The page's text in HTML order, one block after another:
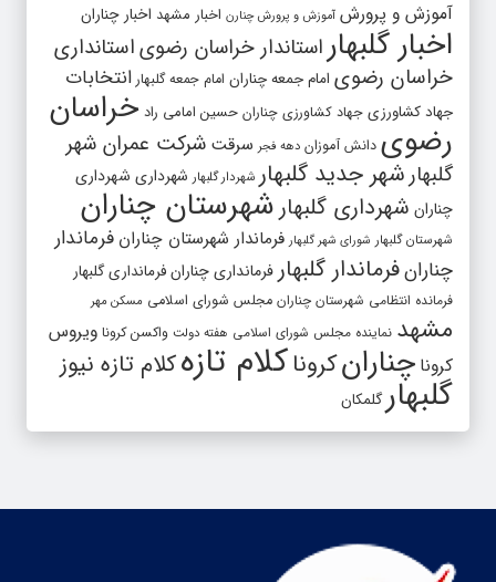
آموزش و پرورش آموزش و پرورش چنارن اخبار مشهد اخبار چناران
اخبار گلبهار استاندار خراسان رضویاستانداری
خراسان رضوی امام جمعه چناران امام جمعه گلبهار انتخابات
جهاد کشاورزی جهاد کشاورزی چناران حسین امامی راد خراسان
رضوی دانش آموزان دهه فجر سرقت شرکت عمران شهر
گلبهارشهر جدید گلبهار شهردار گلبهار شهرداری شهرداری
چناران شهرداری گلبهار شهرستان چناران
شهرستان گلبهار شورای شهر گلبهار فرماندار شهرستان چناران فرماندار
چنارانفرماندار گلبهار فرمانداری چنارانفرمانداری گلبهار
فرمانده انتظامی شهرستان چناران مجلس شورای اسلامی مسکن مهر
مشهد نماینده مجلس شورای اسلامی هفته دولت واکسن کرونا ویروس
کرونا چنارانکروناکلام تازهکلام تازه نیوز
گلبهارگلمکان